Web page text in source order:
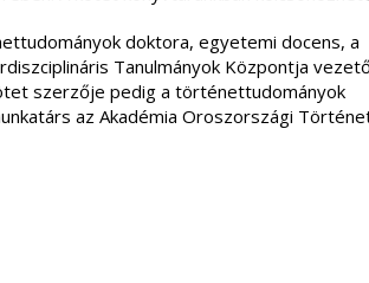
doktora, egyetemi docens, a
Tanulmányok Központja
szerzője pedig a történettudományok
az Akadémia Oroszországi